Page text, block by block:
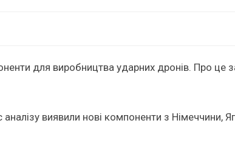
для виробництва ударних дронів. Про
виявили нові компоненти з Німеччини,